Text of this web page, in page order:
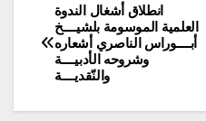
انطلاق أشغال الندوة
العلمية الموسومة بلشيــــخ
أبــــوراس الناصري أشعاره
وشروحه الأدبيــــة
والنّقديــــة